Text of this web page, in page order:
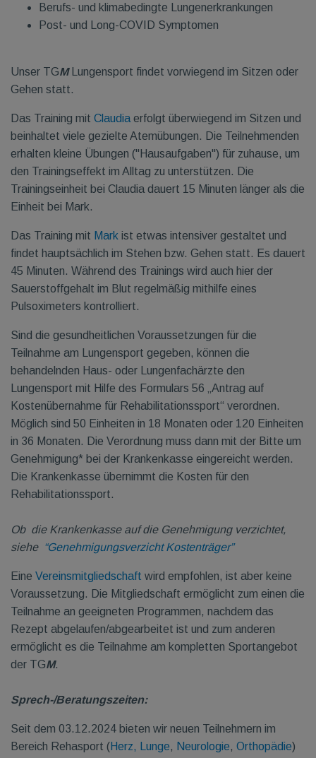
Berufs- und klimabedingte Lungenerkrankungen
Post- und Long-COVID Symptomen
Unser TGMLungensport findet vorwiegend im Sitzen oder
Gehen statt.
Das Training mit Claudia erfolgt überwiegend im Sitzen und
beinhaltet viele gezielte Atemübungen. Die Teilnehmenden
erhalten kleine Übungen ("Hausaufgaben") für zuhause, um
den Trainingseffekt im Alltag zu unterstützen. Die
Trainingseinheit bei Claudia dauert 15 Minuten länger als die
Einheit bei Mark.
Das Training mit Mark ist etwas intensiver gestaltet und
findet hauptsächlich im Stehen bzw. Gehen statt. Es dauert
45 Minuten. Während des Trainings wird auch hier der
Sauerstoffgehalt im Blut regelmäßig mithilfe eines
Pulsoximeters kontrolliert.
Sind die gesundheitlichen Voraussetzungen für die
Teilnahme am Lungensport gegeben, können die
behandelnden Haus- oder Lungenfachärzte den
Lungensport mit Hilfe des Formulars 56 „Antrag auf
Kostenübernahme für Rehabilitationssport“ verordnen.
Möglich sind 50 Einheiten in 18 Monaten oder 120 Einheiten
in 36 Monaten. Die Verordnung muss dann mit der Bitte um
Genehmigung* bei der Krankenkasse eingereicht werden.
Die Krankenkasse übernimmt die Kosten für den
Rehabilitationssport.
Ob die Krankenkasse auf die Genehmigung verzichtet,
siehe “Genehmigungsverzicht Kostenträger”
Eine Vereinsmitgliedschaft wird empfohlen, ist aber keine
Voraussetzung. Die Mitgliedschaft ermöglicht zum einen die
Teilnahme an geeigneten Programmen, nachdem das
Rezept abgelaufen/abgearbeitet ist und zum anderen
ermöglicht es die Teilnahme am kompletten Sportangebot
der TGM.
Sprech-/Beratungszeiten:
Seit dem 03.12.2024 bieten wir neuen Teilnehmern im
Bereich Rehasport (Herz, Lunge, Neurologie, Orthopädie)